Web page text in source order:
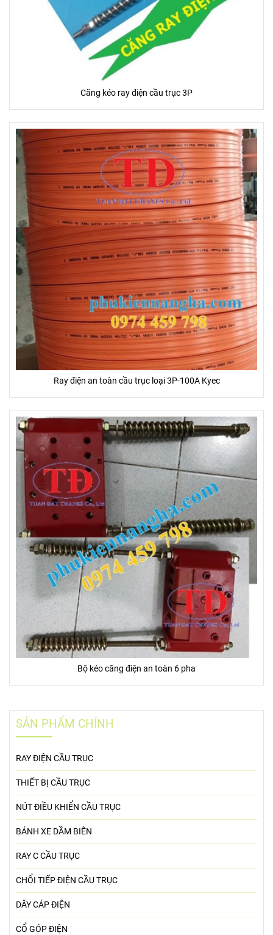
Căng kéo ray điện cầu trục 3P
Ray điện an toàn cầu trục loại 3P-100A Kyec
Bộ kéo căng điện an toàn 6 pha
SẢN PHẨM CHÍNH
RAY ĐIỆN CẦU TRỤC
THIẾT BỊ CẦU TRỤC
NÚT ĐIỀU KHIỂN CẦU TRỤC
BÁNH XE DẦM BIÊN
RAY C CẦU TRỤC
CHỔI TIẾP ĐIỆN CẦU TRỤC
DÂY CÁP ĐIỆN
CỔ GÓP ĐIỆN